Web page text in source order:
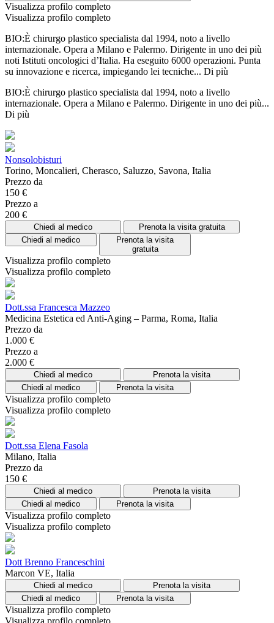
Visualizza profilo completo
Visualizza profilo completo
BIO:È chirurgo plastico specialista dal 1994, noto a livello
internazionale. Opera a Milano e Palermo. Dirigente in uno dei più
noti Istituti oncologici d’Italia. Ha eseguito 6000 operazioni. Punta
su innovazione e ricerca, impiegando lei tecniche... Di più
BIO:È chirurgo plastico specialista dal 1994, noto a livello
internazionale. Opera a Milano e Palermo. Dirigente in uno dei più...
Di più
Nonsolobisturi
Torino, Moncalieri, Cherasco, Saluzzo, Savona, Italia
Prezzo da
150 €
Prezzo a
200 €
Chiedi al medico
Prenota la visita gratuita
Chiedi al medico
Prenota la visita
gratuita
Visualizza profilo completo
Visualizza profilo completo
Dott.ssa Francesca Mazzeo
Medicina Estetica ed Anti-Aging – Parma, Roma, Italia
Prezzo da
1.000 €
Prezzo a
2.000 €
Chiedi al medico
Prenota la visita
Chiedi al medico
Prenota la visita
Visualizza profilo completo
Visualizza profilo completo
Dott.ssa Elena Fasola
Milano, Italia
Prezzo da
150 €
Chiedi al medico
Prenota la visita
Chiedi al medico
Prenota la visita
Visualizza profilo completo
Visualizza profilo completo
Dott Brenno Franceschini
Marcon VE, Italia
Chiedi al medico
Prenota la visita
Chiedi al medico
Prenota la visita
Visualizza profilo completo
Visualizza profilo completo